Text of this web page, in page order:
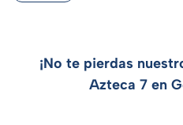
¡No te pierdas
Azteca 7 en